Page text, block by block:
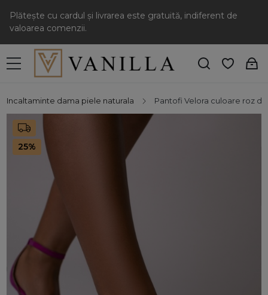
Plătește cu cardul și livrarea este gratuită, indiferent de
valoarea comenzii.
Incaltaminte dama piele naturala Pantofi Velora culoare roz
25%